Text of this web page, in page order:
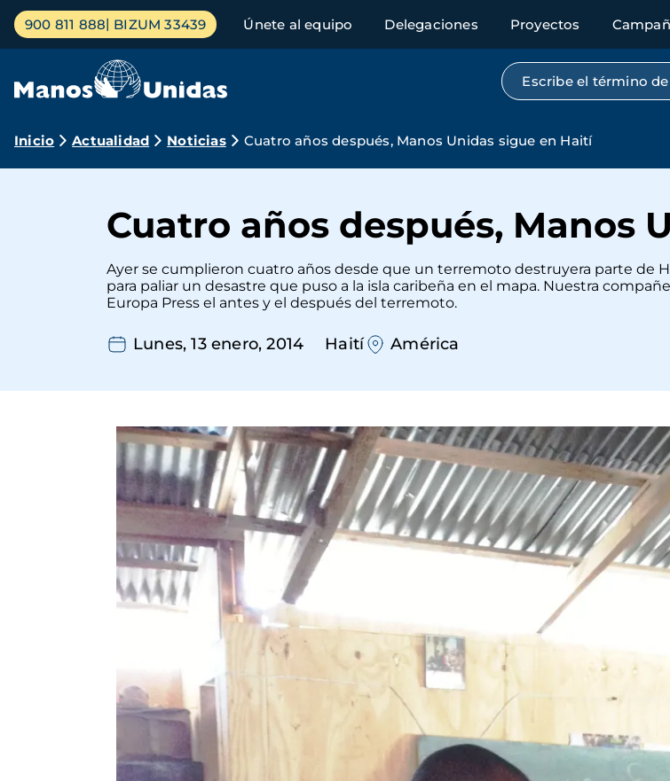
Pasar
contenido
Menú
principal
900 811 888 BIZUM 33439 Únete al equipo Delegaciones Proyectos
Búsqueda por texto
Ruta
navegación
Inicio Actualidad Noticias Cuatro años después, Manos Unidas sigue en Haití
Cuatro años después, Manos
Ayer se cumplieron cuatro años desde que un terremoto destruyera parte de
para paliar un desastre que puso a la isla caribeña en el mapa. Nuestra
Europa Press el antes y el después del terremoto.
Lunes, 13 enero, 2014 Haití América